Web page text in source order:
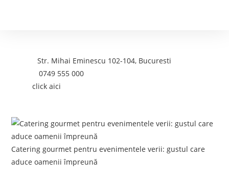
Adresa:Str. Mihai Eminescu 102-104, Bucuresti
Telefon:0749 555 000
Email:click aici
Catering gourmet pentru evenimentele verii: gustul care
aduce oamenii împreună